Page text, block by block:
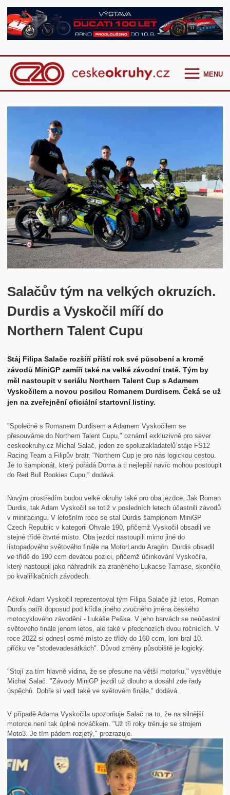
MENU
GT Cup Series
TCR Eastern Europe
F4 CEZ
Clio Cup Bohemia
Ostatní
Historie
Kontakt
Salačův tým na velkých okruzích.
Durdis a Vyskočil míří do
Northern Talent Cupu
Stáj Filipa Salače rozšíří příští rok své působení a kromě
závodů MiniGP zamíří také na velké závodní tratě. Tým by
měl nastoupit v seriálu Northern Talent Cup s Adamem
Vyskočilem a novou posilou Romanem Durdisem. Čeká se už
jen na zveřejnění oficiální startovní listiny.
"Společně s Romanem Durdisem a Adamem Vyskočilem se
přesouváme do Northern Talent Cupu," oznámil exkluzivně pro sever
ceskeokruhy.cz Michal Salač, jeden ze spoluzakladatelů stáje FS12
Racing Team a Filipův bratr. "Northern Cup je pro nás logickou cestou.
Je to šampionát, který pořádá Dorna a ti nejlepší navíc mohou postoupit
do Red Bull Rookies Cupu," dodává.
Novým prostředím budou velké okruhy také pro oba jezdce. Jak Roman
Durdis, tak Adam Vyskočil se totiž v posledních letech účastnili závodů
v miniracingu. V letošním roce se stal Durdis šampionem MiniGP
Czech Republic v kategorii Ohvale 190, přičemž Vyskočil obsadil ve
stejné třídě čtvrté místo. Oba jezdci nastoupili mimo jiné do
listopadového světového finále na MotorLandu Aragón. Durdis obsadil
ve třídě do 190 ccm devátou pozici, přičemž účinkování Vyskočila,
který nastoupil jako náhradník za zraněného Lukacse Tamase, skončilo
po kvalifikačních závodech.
Ačkoli Adam Vyskočil reprezentoval tým Filipa Salače již letos, Roman
Durdis patřil doposud pod křídla jiného zvučného jména českého
motocyklového závodění - Lukáše Peška. V jeho barvách se neúčastnil
světového finále jenom letos, ale také v předchozích dvou ročnících. V
roce 2022 si odnesl osmé místo ze třídy do 160 ccm, loni bral 10.
příčku ve "stodevadesátkách". Důvod změny působiště je logický.
"Stojí za tím hlavně vidina, že se přesune na větší motorku," vysvětluje
Michal Salač. "Závody MiniGP jezdil už dlouho a dosáhl zde řady
úspěchů. Dobře si vedl také ve světovém finále," dodává.
V případě Adama Vyskočila upozorňuje Salač na to, že na silnější
motorce není tak úplné nováčkem. "Už tři roky trénuje se strojem
Moto3. Je tím pádem rozjetý," prozrazuje.